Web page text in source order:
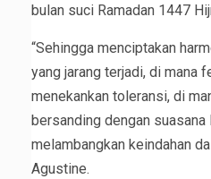
bulan suci Ramadan 1447
“Sehingga menciptakan
yang jarang terjadi, di mana
menekankan toleransi, di
bersanding dengan suasana
melambangkan keindahan
Agustine.